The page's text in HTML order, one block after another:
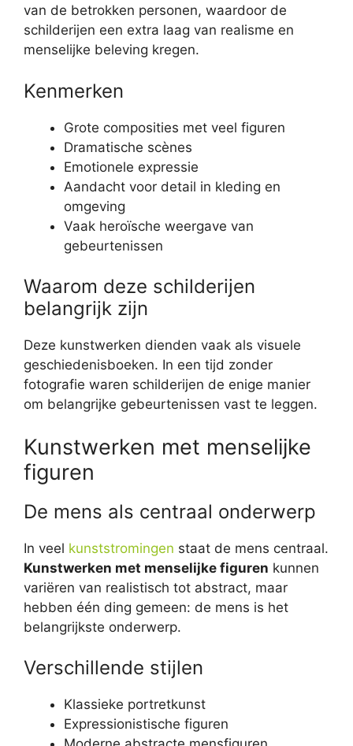
van de betrokken personen, waardoor de
schilderijen een extra laag van realisme en
menselijke beleving kregen.
Kenmerken
Grote composities met veel figuren
Dramatische scènes
Emotionele expressie
Aandacht voor detail in kleding en
omgeving
Vaak heroïsche weergave van
gebeurtenissen
Waarom deze schilderijen
belangrijk zijn
Deze kunstwerken dienden vaak als visuele
geschiedenisboeken. In een tijd zonder
fotografie waren schilderijen de enige manier
om belangrijke gebeurtenissen vast te leggen.
Kunstwerken met menselijke
figuren
De mens als centraal onderwerp
In veel kunststromingen staat de mens centraal.
Kunstwerken met menselijke figuren kunnen
variëren van realistisch tot abstract, maar
hebben één ding gemeen: de mens is het
belangrijkste onderwerp.
Verschillende stijlen
Klassieke portretkunst
Expressionistische figuren